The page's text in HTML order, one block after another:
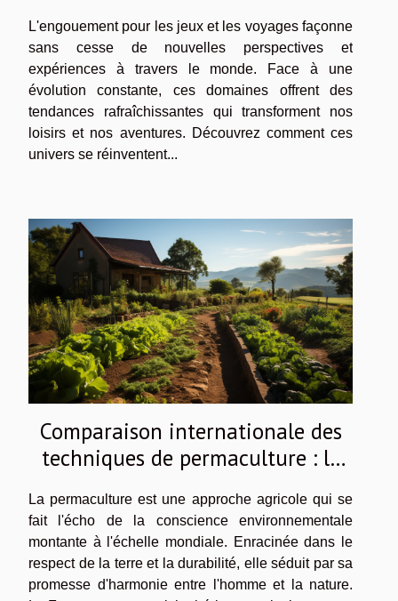
L'engouement pour les jeux et les voyages façonne
sans cesse de nouvelles perspectives et
expériences à travers le monde. Face à une
évolution constante, ces domaines offrent des
tendances rafraîchissantes qui transforment nos
loisirs et nos aventures. Découvrez comment ces
univers se réinventent...
Comparaison internationale des
techniques de permaculture : le
La permaculture est une approche agricole qui se
fait l'écho de la conscience environnementale
montante à l'échelle mondiale. Enracinée dans le
respect de la terre et la durabilité, elle séduit par sa
promesse d'harmonie entre l'homme et la nature.